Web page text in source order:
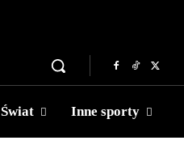
Świat Inne sporty